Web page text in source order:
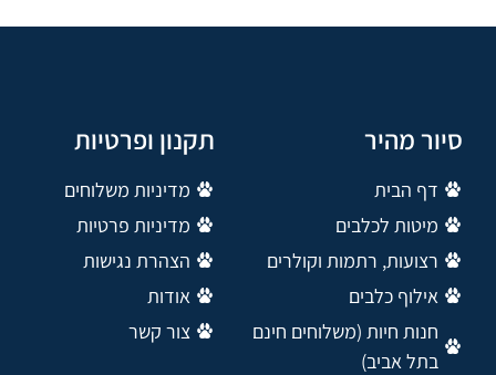
סיור מהיר
דף הבית
מיטות לכלבים
רצועות, רתמות וקולרים
אילוף כלבים
חנות חיות (משלוחים חינם
בתל אביב)
תקנון ופרטיות
מדיניות משלוחים
מדיניות פרטיות
הצהרת נגישות
אודות
צור קשר